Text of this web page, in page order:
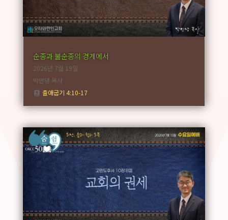
순종과 불순종의 경계에서
2026년 7월 19일
박만녕 목사
출애굽기 4:10-17